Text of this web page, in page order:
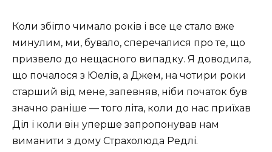
Коли збігло чимало років і все це стало вже
минулим, ми, бувало, сперечалися про те, що
призвело до нещасного випадку. Я доводила,
що почалося з Юелів, а Джем, на чотири роки
старший від мене, запевняв, ніби початок був
значно раніше — того літа, коли до нас приїхав
Діл і коли він уперше запропонував нам
виманити з дому Страхолюда Редлі.